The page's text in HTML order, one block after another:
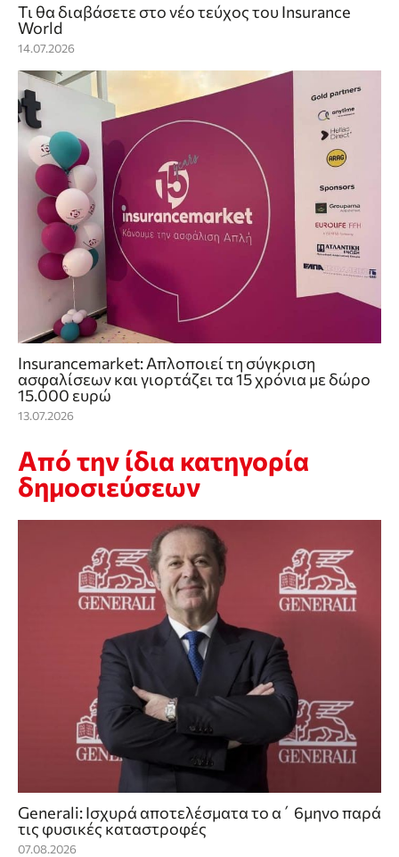
Τι θα διαβάσετε στο νέο τεύχος του Insurance
World
14.07.2026
Insurancemarket: Απλοποιεί τη σύγκριση
ασφαλίσεων και γιορτάζει τα 15 χρόνια με δώρο
15.000 ευρώ
13.07.2026
Από την ίδια κατηγορία
δημοσιεύσεων
Generali: Ισχυρά αποτελέσματα το α΄ 6μηνο παρά
τις φυσικές καταστροφές
07.08.2026